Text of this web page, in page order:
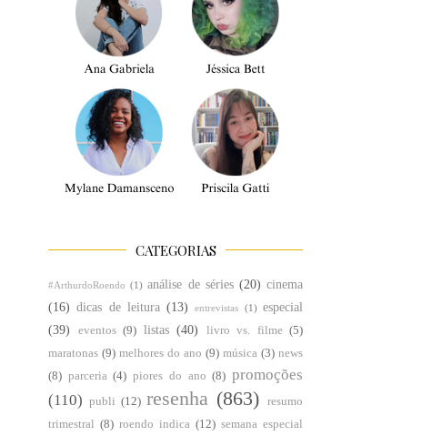
CATEGORIAS
#ArthurdoRoendo (1) análise de séries (20) cinema
(16) dicas de leitura (13) entrevistas (1) especial
(39)
eventos (9) listas (40) livro vs. filme (5)
maratonas (9) melhores do ano (9) música (3) news
(8) parceria (4) piores do ano (8) promoções
(110) publi (12) resenha (863)
resumo
trimestral (8) roendo indica (12) semana especial